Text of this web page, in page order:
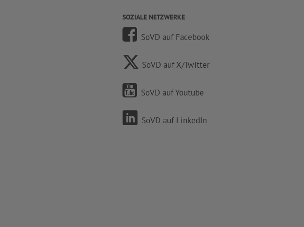
SOZIALE NETZWERKE
SoVD auf Facebook
SoVD auf X/Twitter
SoVD auf Youtube
SoVD auf LinkedIn